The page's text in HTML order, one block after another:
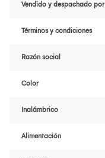
Vendido y despachado por
Términos y condiciones
Razón social
Color
Inalámbrico
Alimentación